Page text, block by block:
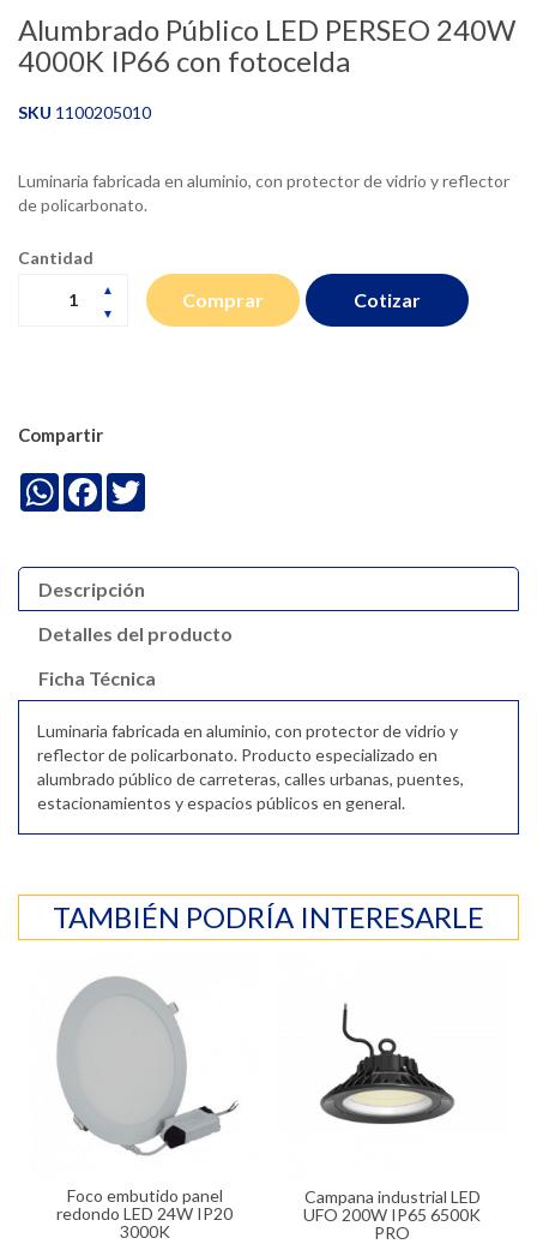
Alumbrado Público LED PERSEO 240W
4000K IP66 con fotocelda
SKU 1100205010
Luminaria fabricada en aluminio, con protector de vidrio y reflector
de policarbonato.
Cantidad
Comprar Cotizar
Compartir
WhatsApp
Facebook
Descripción
Detalles del producto
Ficha Técnica
Luminaria fabricada en aluminio, con protector de vidrio y
reflector de policarbonato. Producto especializado en
alumbrado público de carreteras, calles urbanas, puentes,
estacionamientos y espacios públicos en general.
TAMBIÉN PODRÍA INTERESARLE
Foco embutido panel
redondo LED 24W IP20
3000K
Campana industrial LED
UFO 200W IP65 6500K
PRO